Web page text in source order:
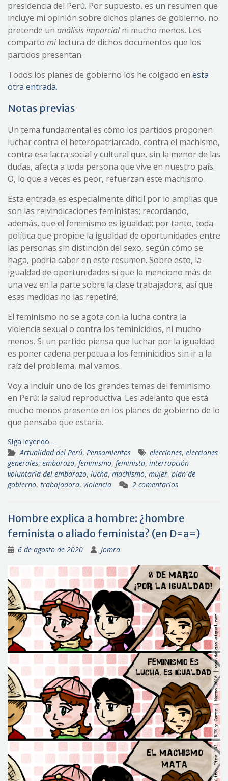
presidencia del Perú. Por supuesto, es un resumen que
incluye mi opinión sobre dichos planes de gobierno, no
pretende un análisis imparcialni mucho menos. Les
comparto mi lectura de dichos documentos que los
partidos presentan.
Todos los planes de gobierno los he colgado en esta
otra entrada.
Notas previas
Un tema fundamental es cómo los partidos proponen
luchar contra el heteropatriarcado, contra el machismo,
contra esa lacra social y cultural que, sin la menor de las
dudas, afecta a toda persona que vive en nuestro país.
O, lo que a veces es peor, refuerzan este machismo.
Esta entrada es especialmente difícil por lo amplias que
son las reivindicaciones feministas; recordando,
además, que el feminismo es igualdad; por tanto, toda
política que propicie la igualdad de oportunidades entre
las personas sin distinción del sexo, según cómo se
haga, podría caber en este resumen. Sobre esto, la
igualdad de oportunidades sí que la menciono más de
una vez en la parte sobre la clase trabajadora, así que
esas medidas no las repetiré.
El feminismo no se agota con la lucha contra la
violencia sexual o contra los feminicidios, ni mucho
menos. Si un partido piensa que luchar por la igualdad
es poner cadena perpetua a los feminicidios sin ir a la
raíz del problema, mal vamos.
Voy a incluir uno de los grandes temas del feminismo
en Perú: la salud reproductiva. Les adelanto que está
mucho menos presente en los planes de gobierno de lo
que pensaba que estaría.
Siga leyendo…
Actualidad del Perú, Pensamientos elecciones, elecciones
generales, embarazo, feminismo, feminista, interrupción
voluntaria del embarazo, lucha, machismo, mujer, plan de
gobierno, trabajadora, violencia 2 comentarios
Hombre explica a hombre: ¿hombre
feminista o aliado feminista? (en D=a=)
6 de agosto de 2020 Jomra